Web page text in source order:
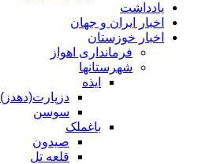
یادداشت
اخبار ایران و جهان
اخبار خوزستان
فرمانداری اهواز
شهرستانها
ایذه
دزپارت(دهدز)
سوسن
باغملک
صیدون
قلعه تل